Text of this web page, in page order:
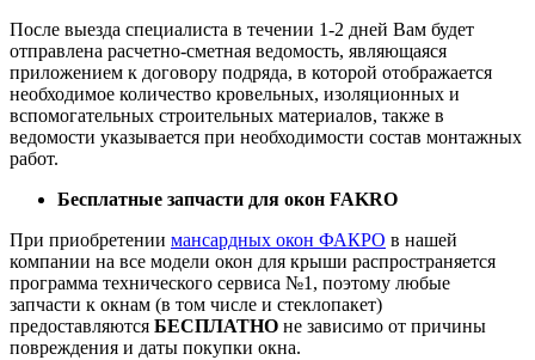
После выезда специалиста в течении 1-2 дней Вам будет
отправлена расчетно-сметная ведомость, являющаяся
приложением к договору подряда, в которой отображается
необходимое количество кровельных, изоляционных и
вспомогательных строительных материалов, также в
ведомости указывается при необходимости состав монтажных
работ.
Бесплатные запчасти для окон FAKRO
При приобретении мансардных окон ФАКРО в нашей
компании на все модели окон для крыши распространяется
программа технического сервиса №1, поэтому любые
запчасти к окнам (в том числе и стеклопакет)
предоставляются БЕСПЛАТНО не зависимо от причины
повреждения и даты покупки окна.